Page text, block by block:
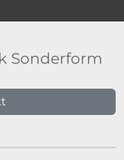
Sonderform